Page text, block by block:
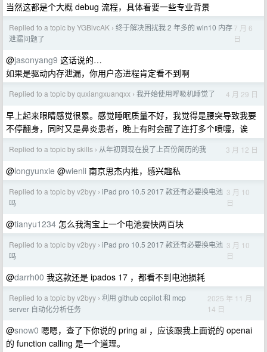
当然这都是个大概 debug 流程，具体看要一些专业背景
Replied to a topic by YGBlvcAK › 终于解决困扰我 2 年多的 win10 内存
泄漏问题了
7 月 6
日
@jasonyang9 这话说的…
如果是驱动内存泄漏，你用户态进程肯定看不到啊
Replied to a topic by quxiangxuanqxx › 我开始使用呼吸机睡觉了 4 月 29 日
早上起来眼睛感觉很累。感觉睡眠质量不好，我觉得是腰突导致我要
不停翻身，同时又是鼻炎患者，晚上有时会醒了连打多个喷嚏，诶
Replied to a topic by skills › 从年初到现在投了上百份简历的我 3 月 12 日
@longyunxie @wienli 南京思杰内推，感兴趣私
Replied to a topic by v2byy › iPad pro 10.5 2017 款还有必要换电池
吗
3 月 10
日
@tianyu1234 怎么我淘宝上一个电池要快两百块
Replied to a topic by v2byy › iPad pro 10.5 2017 款还有必要换电池
吗
3 月 10
日
@darrh00 我这款还是 ipados 17 ，都看不到电池损耗
Replied to a topic by v2byy › 利用 github copilot 和 mcp
server 自动化分析任务
2025 年 11 月
14 日
@snow0 嗯嗯，查了下你说的 pring ai ，应该跟我上面说的 openai
的 function calling 是一个道理。